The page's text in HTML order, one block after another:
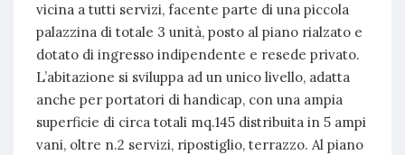
vicina a tutti servizi, facente parte di una piccola
palazzina di totale 3 unità, posto al piano rialzato e
dotato di ingresso indipendente e resede privato.
L’abitazione si sviluppa ad un unico livello, adatta
anche per portatori di handicap, con una ampia
superficie di circa totali mq.145 distribuita in 5 ampi
vani, oltre n.2 servizi, ripostiglio, terrazzo. Al piano